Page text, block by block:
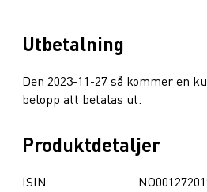
Utbetalning
Den 2023-11-27 så kommer en
belopp att betalas ut.
Produktdetaljer
ISIN